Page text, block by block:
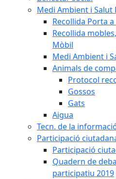
Medi Ambient i Salut
Recollida Porta
Recollida
Mòbil
Medi Ambient i
Animals de
Protocol
Gossos
Gats
Aigua
Tecn. de la
Participació
Participació
Quadern de
participatiu 2019